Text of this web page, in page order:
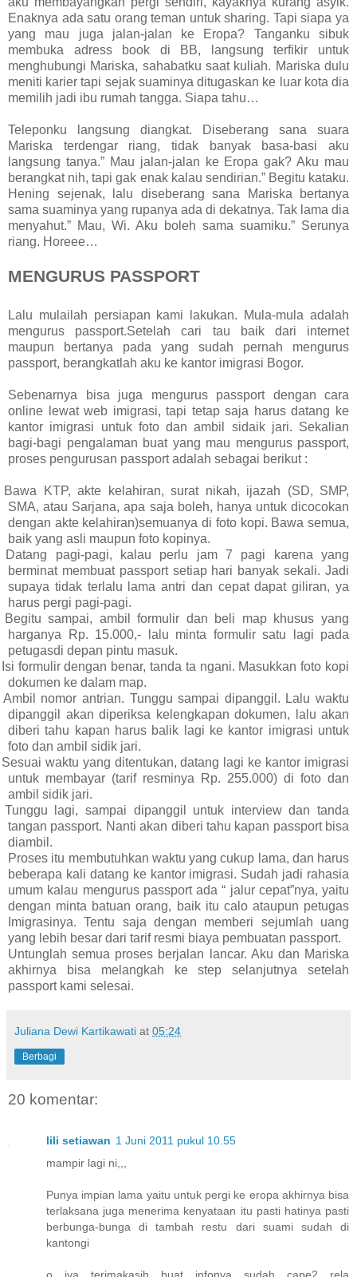
Enaknya ada satu orang teman untuk sharing. Tapi siapa ya
yang mau juga jalan-jalan ke Eropa? Tanganku sibuk
membuka adress book di BB, langsung terfikir untuk
menghubungi Mariska, sahabatku saat kuliah. Mariska dulu
meniti karier tapi sejak suaminya ditugaskan ke luar kota dia
memilih jadi ibu rumah tangga. Siapa tahu…
Teleponku langsung diangkat. Diseberang sana suara
Mariska terdengar riang, tidak banyak basa-basi aku
langsung tanya.” Mau jalan-jalan ke Eropa gak? Aku mau
berangkat nih, tapi gak enak kalau sendirian.” Begitu kataku.
Hening sejenak, lalu diseberang sana Mariska bertanya
sama suaminya yang rupanya ada di dekatnya. Tak lama dia
menyahut.” Mau, Wi. Aku boleh sama suamiku.” Serunya
riang. Horeee…
MENGURUS PASSPORT
Lalu mulailah persiapan kami lakukan. Mula-mula adalah
mengurus passport.Setelah cari tau
baik dari internet
maupun bertanya pada yang sudah pernah mengurus
passport, berangkatlah aku ke kantor imigrasi Bogor.
Sebenarnya bisa juga mengurus passport
dengan cara
online lewat web imigrasi, tapi tetap saja harus datang ke
kantor imigrasi untuk foto dan ambil sidaik jari. Sekalian
bagi-bagi pengalaman buat yang mau mengurus passport,
proses pengurusan passport adalah sebagai berikut :
Bawa KTP, akte kelahiran, surat nikah, ijazah (SD, SMP,
SMA, atau Sarjana, apa saja boleh, hanya untuk dicocokan
dengan akte kelahiran)semuanya di foto kopi. Bawa semua,
baik yang asli maupun foto kopinya.
Datang pagi-pagi, kalau perlu jam 7 pagi karena yang
berminat membuat passport setiap hari banyak sekali. Jadi
supaya tidak terlalu lama antri dan cepat dapat giliran, ya
harus pergi pagi-pagi.
Begitu sampai, ambil formulir dan beli map khusus yang
harganya Rp. 15.000,- lalu minta formulir satu lagi pada
petugasdi depan pintu masuk.
Isi formulir dengan benar, tanda ta ngani. Masukkan foto kopi
dokumen ke dalam map.
Ambil nomor antrian. Tunggu sampai dipanggil. Lalu waktu
dipanggil akan diperiksa kelengkapan dokumen, lalu akan
diberi tahu kapan harus balik lagi ke kantor imigrasi untuk
foto dan ambil sidik jari.
Sesuai waktu yang ditentukan, datang lagi ke kantor imigrasi
untuk membayar (tarif resminya Rp. 255.000) di foto dan
ambil sidik jari.
Tunggu lagi, sampai dipanggil untuk interview dan tanda
tangan passport. Nanti akan diberi tahu kapan passport bisa
diambil.
Proses itu membutuhkan waktu yang cukup lama, dan harus
beberapa kali datang ke kantor imigrasi. Sudah jadi rahasia
umum kalau mengurus passport ada “ jalur cepat”nya, yaitu
dengan minta batuan orang, baik itu calo ataupun petugas
Imigrasinya. Tentu saja dengan memberi sejumlah uang
yang lebih besar dari tarif resmi biaya pembuatan passport.
Untunglah semua proses berjalan lancar. Aku dan Mariska
akhirnya bisa melangkah ke step selanjutnya setelah
passport kami selesai.
Juliana Dewi Kartikawati at 05:24
Berbagi
20 komentar:
lili setiawan 1 Juni 2011 pukul 10.55
mampir lagi ni,,,
Punya impian lama yaitu untuk pergi ke eropa akhirnya bisa
terlaksana juga menerima kenyataan itu pasti hatinya pasti
berbunga-bunga di tambah restu dari suami sudah di
kantongi